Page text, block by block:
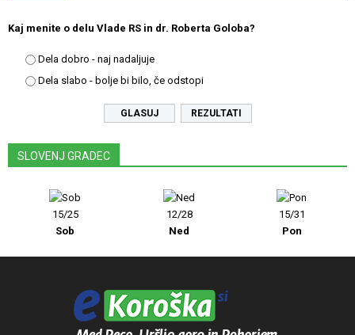
Kaj menite o delu Vlade RS in dr. Roberta Goloba?
Dela dobro - naj nadaljuje
Dela slabo - bolje bi bilo, če odstopi
REZULTATI
SLOVENJ GRADEC
15/25
Sob
12/28
Ned
15/31
Pon